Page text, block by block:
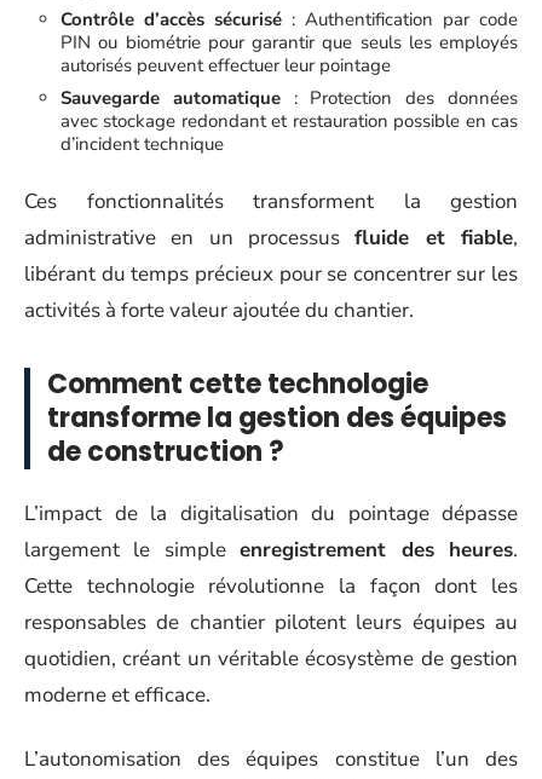
Contrôle d’accès sécurisé : Authentification par code
PIN ou biométrie pour garantir que seuls les employés
autorisés peuvent effectuer leur pointage
Sauvegarde automatique: Protection des données
avec stockage redondant et restauration possible en cas
d’incident technique
Ces fonctionnalités transforment la gestion
administrative en un processusfluide et fiable,
libérant du temps précieux pour se concentrer sur les
activités à forte valeur ajoutée du chantier.
Comment cette technologie
transforme la gestion des équipes
de construction ?
L’impact de la digitalisation du pointage dépasse
largement le simpleenregistrement des heures.
Cette technologie révolutionne la façon dont les
responsables de chantier pilotent leurs équipes au
quotidien, créant un véritable écosystème de gestion
moderne et efficace.
L’autonomisation des équipes constitue l’un des